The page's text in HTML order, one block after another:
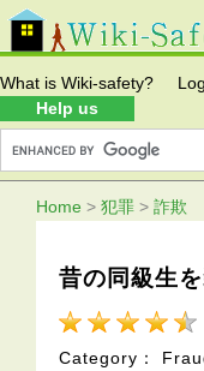
What is Wiki-safety?
Help us
Home > 犯罪 > 詐欺
昔の同級生
Category：